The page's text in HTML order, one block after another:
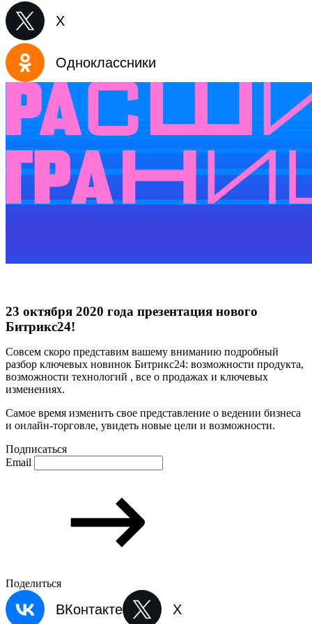
X
Одноклассники
23 октября 2020 года презентация нового
Битрикс24!
Совсем скоро представим вашему вниманию подробный
разбор ключевых новинок Битрикс24: возможности продукта,
возможности технологий , все о продажах и ключевых
изменениях.
Самое время изменить свое представление о ведении бизнеса
и онлайн-торговле, увидеть новые цели и возможности.
Подписаться
Email
Поделиться
ВКонтакте X